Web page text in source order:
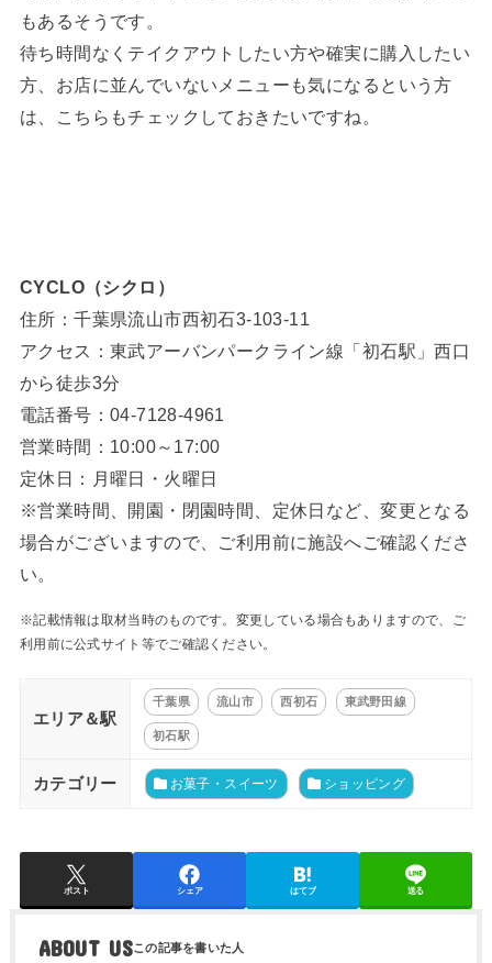
もあるそうです。
待ち時間なくテイクアウトしたい方や確実に購入したい
方、お店に並んでいないメニューも気になるという方
は、こちらもチェックしておきたいですね。
CYCLO（シクロ）
住所：千葉県流山市西初石3-103-11
アクセス：東武アーバンパークライン線「初石駅」西口
から徒歩3分
電話番号：04-7128-4961
営業時間：10:00～17:00
定休日：月曜日・火曜日
※営業時間、開園・閉園時間、定休日など、変更となる
場合がございますので、ご利用前に施設へご確認くださ
い。
※記載情報は取材当時のものです。変更している場合もありますので、ご
利用前に公式サイト等でご確認ください。
エリア＆駅
千葉県 流山市 西初石 東武野田線
初石駅
カテゴリー お菓子・スイーツ ショッピング
ポスト シェア はてブ 送る
ABOUT US